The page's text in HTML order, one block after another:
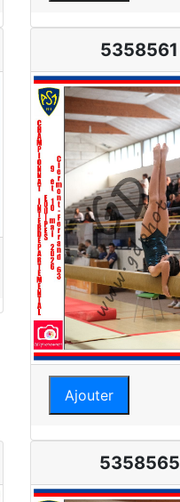
5358561
Ajouter
5358565